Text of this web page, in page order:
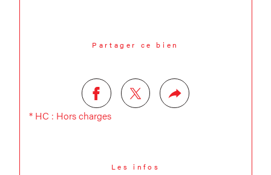
Partager ce bien
* HC : Hors charges
Les infos